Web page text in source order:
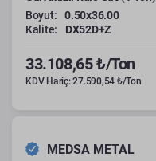
Boyut:
0.50x36.00
Kalite:
DX52D+Z
33.108,65 ₺/Ton
KDV Hariç: 27.590,54 ₺/Ton
MEDSA METAL